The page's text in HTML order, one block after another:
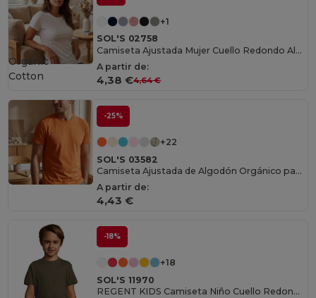
+1
SOL'S 02758
Camiseta Ajustada Mujer Cuello Redondo Algodón
A partir de:
4,38 €4,64 €
Organic
Cotton
-25%
+22
SOL'S 03582
Camiseta Ajustada de Algodón Orgánico para Hombre
A partir de:
4,43 €
-18%
+18
SOL'S 11970
REGENT KIDS Camiseta Niño Cuello Redondo